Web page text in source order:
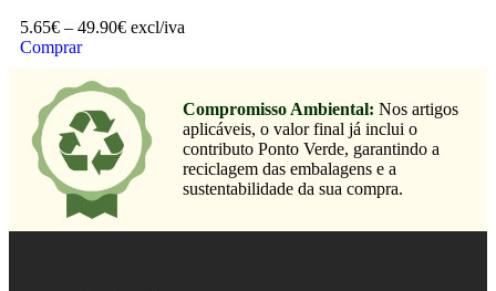
5.65€ – 49.90€ excl/iva
Comprar
Compromisso Ambiental: Nos artigos
aplicáveis, o valor final já inclui o
contributo Ponto Verde, garantindo a
reciclagem das embalagens e a
sustentabilidade da sua compra.